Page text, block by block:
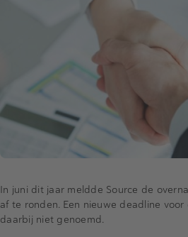
In juni dit jaar meldde Source de
af te ronden. Een nieuwe deadline
daarbij niet genoemd.